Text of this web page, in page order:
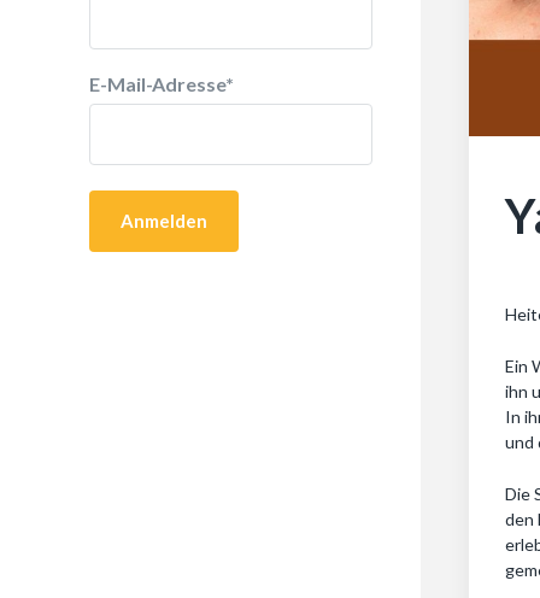
E-Mail-Adresse*
Ein
ihn
In
und
Die
den